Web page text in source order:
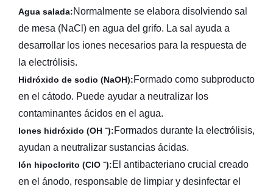
Agua salada:Normalmente se elabora disolviendo sal
de mesa (NaCl) en agua del grifo. La sal ayuda a
desarrollar los iones necesarios para la respuesta de
la electrólisis.
Hidróxido de sodio (NaOH):Formado como subproducto
en el cátodo. Puede ayudar a neutralizar los
contaminantes ácidos en el agua.
Iones hidróxido (OH ⁻):Formados durante la electrólisis,
ayudan a neutralizar sustancias ácidas.
Ión hipoclorito (ClO ⁻):El antibacteriano crucial creado
en el ánodo, responsable de limpiar y desinfectar el